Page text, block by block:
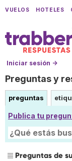
VUELOS HOTELES
Iniciar sesión →
Preguntas y
preguntas
Publica tu
Preguntas de